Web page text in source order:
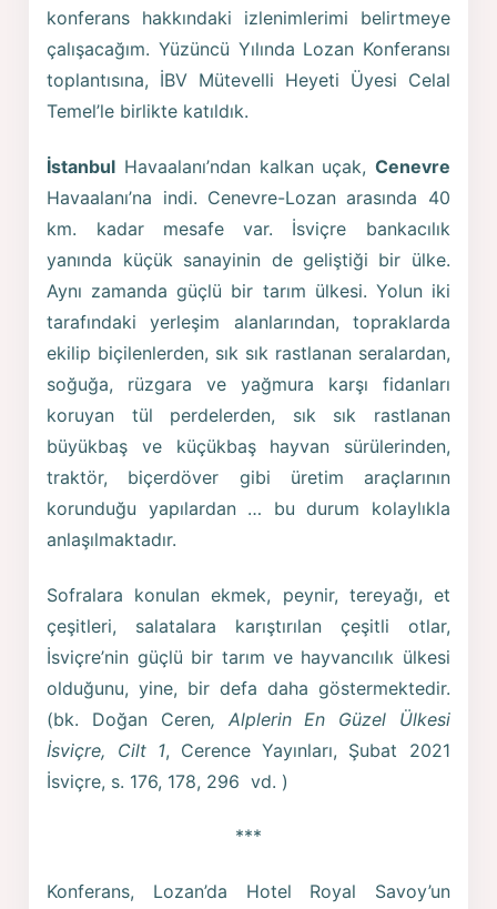
konferans hakkındaki izlenimlerimi belirtmeye
çalışacağım. Yüzüncü Yılında Lozan Konferansı
toplantısına, İBV Mütevelli Heyeti Üyesi Celal
Temel’le birlikte katıldık.
İstanbul Havaalanı’ndan kalkan uçak, Cenevre
Havaalanı’na indi. Cenevre-Lozan arasında 40
km. kadar mesafe var. İsviçre bankacılık
yanında küçük sanayinin de geliştiği bir ülke.
Aynı zamanda güçlü bir tarım ülkesi. Yolun iki
tarafındaki yerleşim alanlarından, topraklarda
ekilip biçilenlerden, sık sık rastlanan seralardan,
soğuğa, rüzgara ve yağmura karşı fidanları
koruyan tül perdelerden, sık sık rastlanan
büyükbaş ve küçükbaş hayvan sürülerinden,
traktör, biçerdöver gibi üretim araçlarının
korunduğu yapılardan … bu durum kolaylıkla
anlaşılmaktadır.
Sofralara konulan ekmek, peynir, tereyağı, et
çeşitleri, salatalara karıştırılan çeşitli otlar,
İsviçre’nin güçlü bir tarım ve hayvancılık ülkesi
olduğunu, yine, bir defa daha göstermektedir.
(bk. Doğan Ceren, Alplerin En Güzel Ülkesi
İsviçre, Cilt 1, Cerence Yayınları, Şubat 2021
İsviçre, s. 176, 178, 296 vd. )
***
Konferans, Lozan’da Hotel Royal Savoy’un